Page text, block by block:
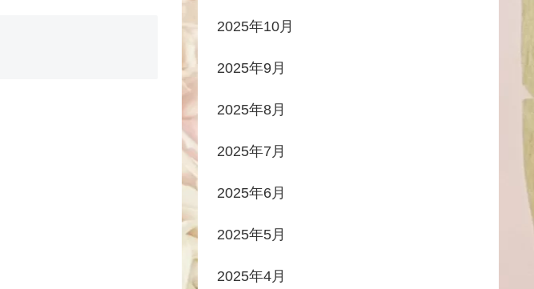
2025年10月
2025年9月
2025年8月
2025年7月
2025年6月
2025年5月
2025年4月